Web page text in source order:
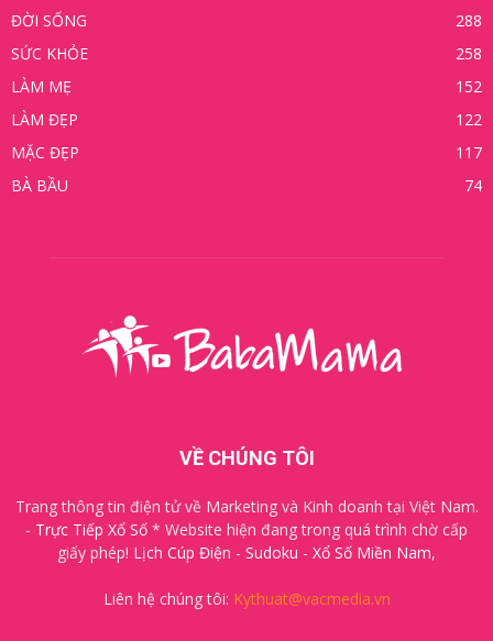
ĐỜI SỐNG
288
SỨC KHỎE
258
LÀM MẸ
152
LÀM ĐẸP
122
MẶC ĐẸP
117
BÀ BẦU
74
VỀ CHÚNG TÔI
Trang thông tin điện tử về Marketing và Kinh doanh tại Việt Nam.
- Trực Tiếp Xổ Số * Website hiện đang trong quá trình chờ cấp
giấy phép! Lịch Cúp Điện - Sudoku - Xổ Số Miền Nam,
Liên hệ chúng tôi: Kythuat@vacmedia.vn